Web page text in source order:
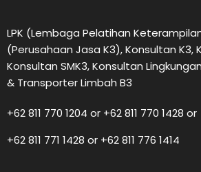
LPK (Lembaga Pelatihan
(Perusahaan Jasa K3), Konsultan K3,
Konsultan SMK3, Konsultan
& Transporter Limbah B3
+62 811 770 1204 or +62 811 770 1428 or
+62 811 771 1428 or +62 811 776 1414